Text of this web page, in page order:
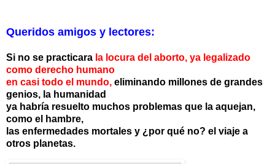
Queridos amigos y lectores:
Si no se practicara la locura del aborto, ya legalizado
como derecho humano
en casi todo el mundo, eliminando millones de grandes
genios, la humanidad
ya habría resuelto muchos problemas que la aquejan,
como el hambre,
las enfermedades mortales y ¿por qué no? el viaje a
otros planetas.